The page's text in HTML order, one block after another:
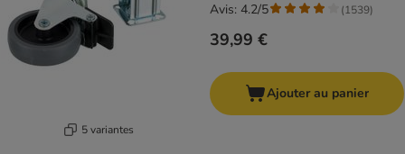
5 variantes
39,99 €
Avis: 4.2/5 (1539)
Ajouter au panier